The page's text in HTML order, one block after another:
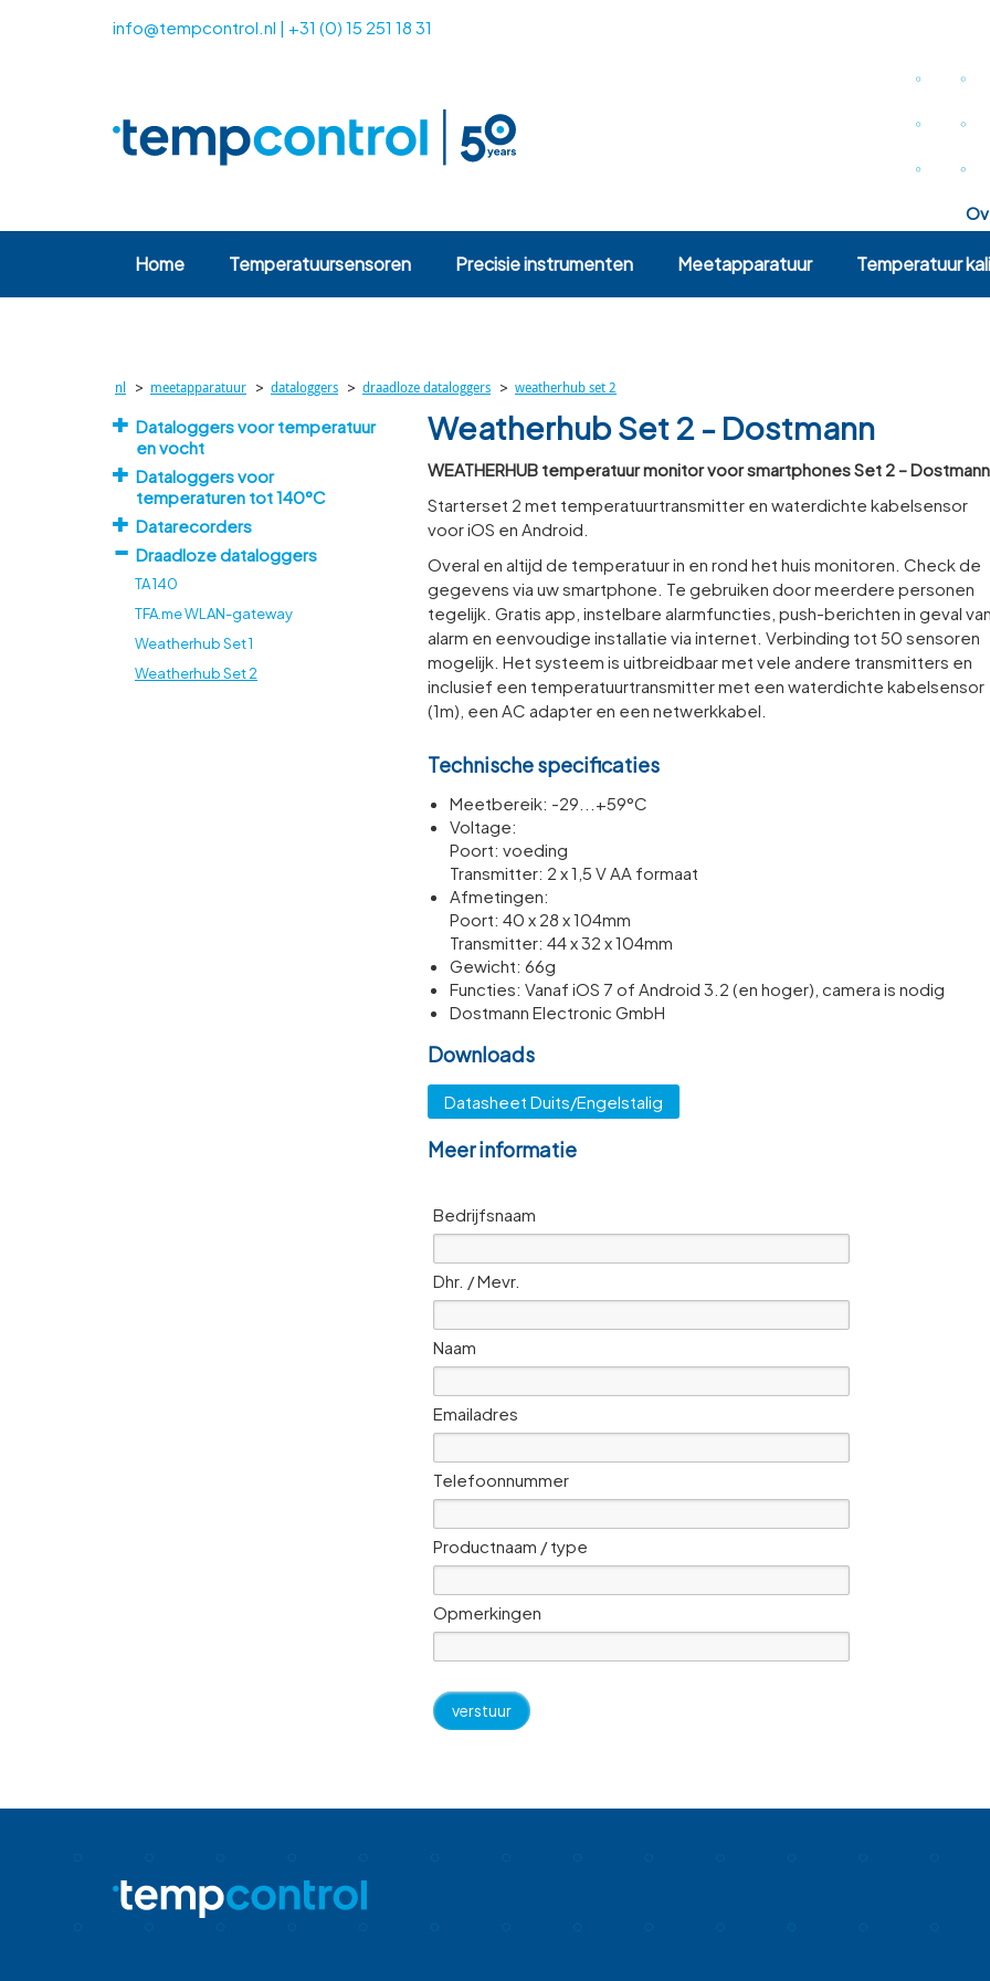
info@tempcontrol.nl | +31 (0) 15 251 18 31
Home Temperatuursensoren Precisie instrumenten Meetapparatuur Temperatuur
nl > meetapparatuur > dataloggers > draadloze dataloggers > weatherhub set 2
Dataloggers voor temperatuur
en vocht
Dataloggers voor
temperaturen tot 140°C
Datarecorders
Draadloze dataloggers
TA 140
TFA.me WLAN-gateway
Weatherhub Set 1
Weatherhub Set 2
Weatherhub Set 2 - Dostmann
WEATHERHUB temperatuur monitor voor smartphones Set 2 – Dostmann
Starterset 2 met temperatuurtransmitter en waterdichte kabelsensor
voor iOS en Android.
Overal en altijd de temperatuur in en rond het huis monitoren. Check de
gegevens via uw smartphone. Te gebruiken door meerdere personen
tegelijk. Gratis app, instelbare alarmfuncties, push-berichten in geval
alarm en eenvoudige installatie via internet. Verbinding tot 50 sensoren
mogelijk. Het systeem is uitbreidbaar met vele andere transmitters en
inclusief een temperatuurtransmitter met een waterdichte kabelsensor
(1m), een AC adapter en een netwerkkabel.
Technische specificaties
Meetbereik: -29...+59°C
Voltage:
Poort: voeding
Trans­mitter: 2 x 1,5 V AA formaat
Afmetingen:
Poort: 40 x 28 x 104mm
Trans­mitter: 44 x 32 x 104mm
Gewicht: 66g
Func­ties: Vanaf iOS 7 of Android 3.2 (en hoger), camera is nodig
Dostmann Electronic GmbH
Downloads
Datasheet Duits/Engelstalig
Meer informatie
Bedrijfsnaam
Dhr. / Mevr.
Naam
Emailadres
Telefoonnummer
Productnaam / type
Opmerkingen